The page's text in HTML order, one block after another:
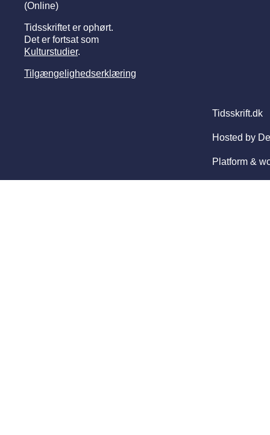
(Online)
Tidsskriftet er ophørt.
Det er fortsat som
Kulturstudier.
Tilgængelighedserklæring